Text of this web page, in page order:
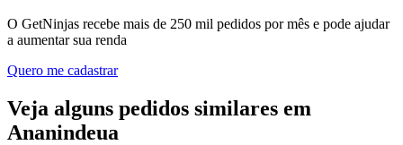
O GetNinjas recebe mais de 250 mil pedidos por mês e pode ajudar
a aumentar sua renda
Quero me cadastrar
Veja alguns pedidos similares em
Ananindeua